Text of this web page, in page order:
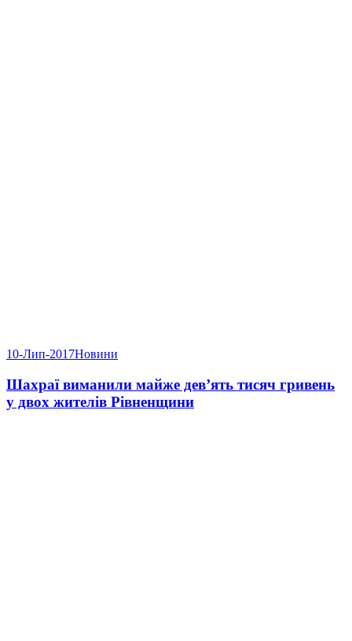
10-Лип-2017Новини
Шахраї виманили майже дев’ять тисяч гривень
у двох жителів Рівненщини